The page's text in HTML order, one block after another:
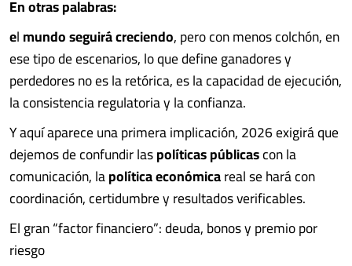
En otras palabras:
elmundo seguirá creciendo, pero con menos colchón, en
ese tipo de escenarios, lo que define ganadores y
perdedores no es la retórica, es la capacidad de ejecución,
la consistencia regulatoria y la confianza.
Y aquí aparece una primera implicación, 2026 exigirá que
dejemos de confundir laspolíticas públicascon la
comunicación, lapolítica económicareal se hará con
coordinación, certidumbre y resultados verificables.
El gran “factor financiero”: deuda, bonos y premio por
riesgo